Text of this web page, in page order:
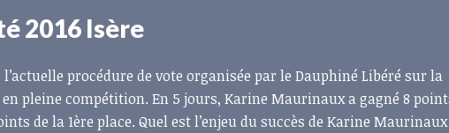
2016 Isère
procédure de vote organisée par le Dauphiné Libéré sur la
en pleine compétition. En 5 jours, Karine Maurinaux a gagné 8
de la 1ère place. Quel est l’enjeu du succès de Karine